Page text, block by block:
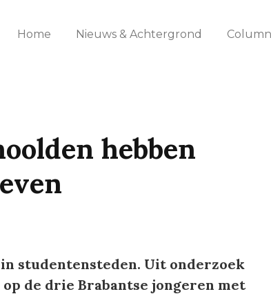
Home Nieuws & Achtergrond
hebben
studentensteden. Uit onderzoek
de drie Brabantse jongeren met